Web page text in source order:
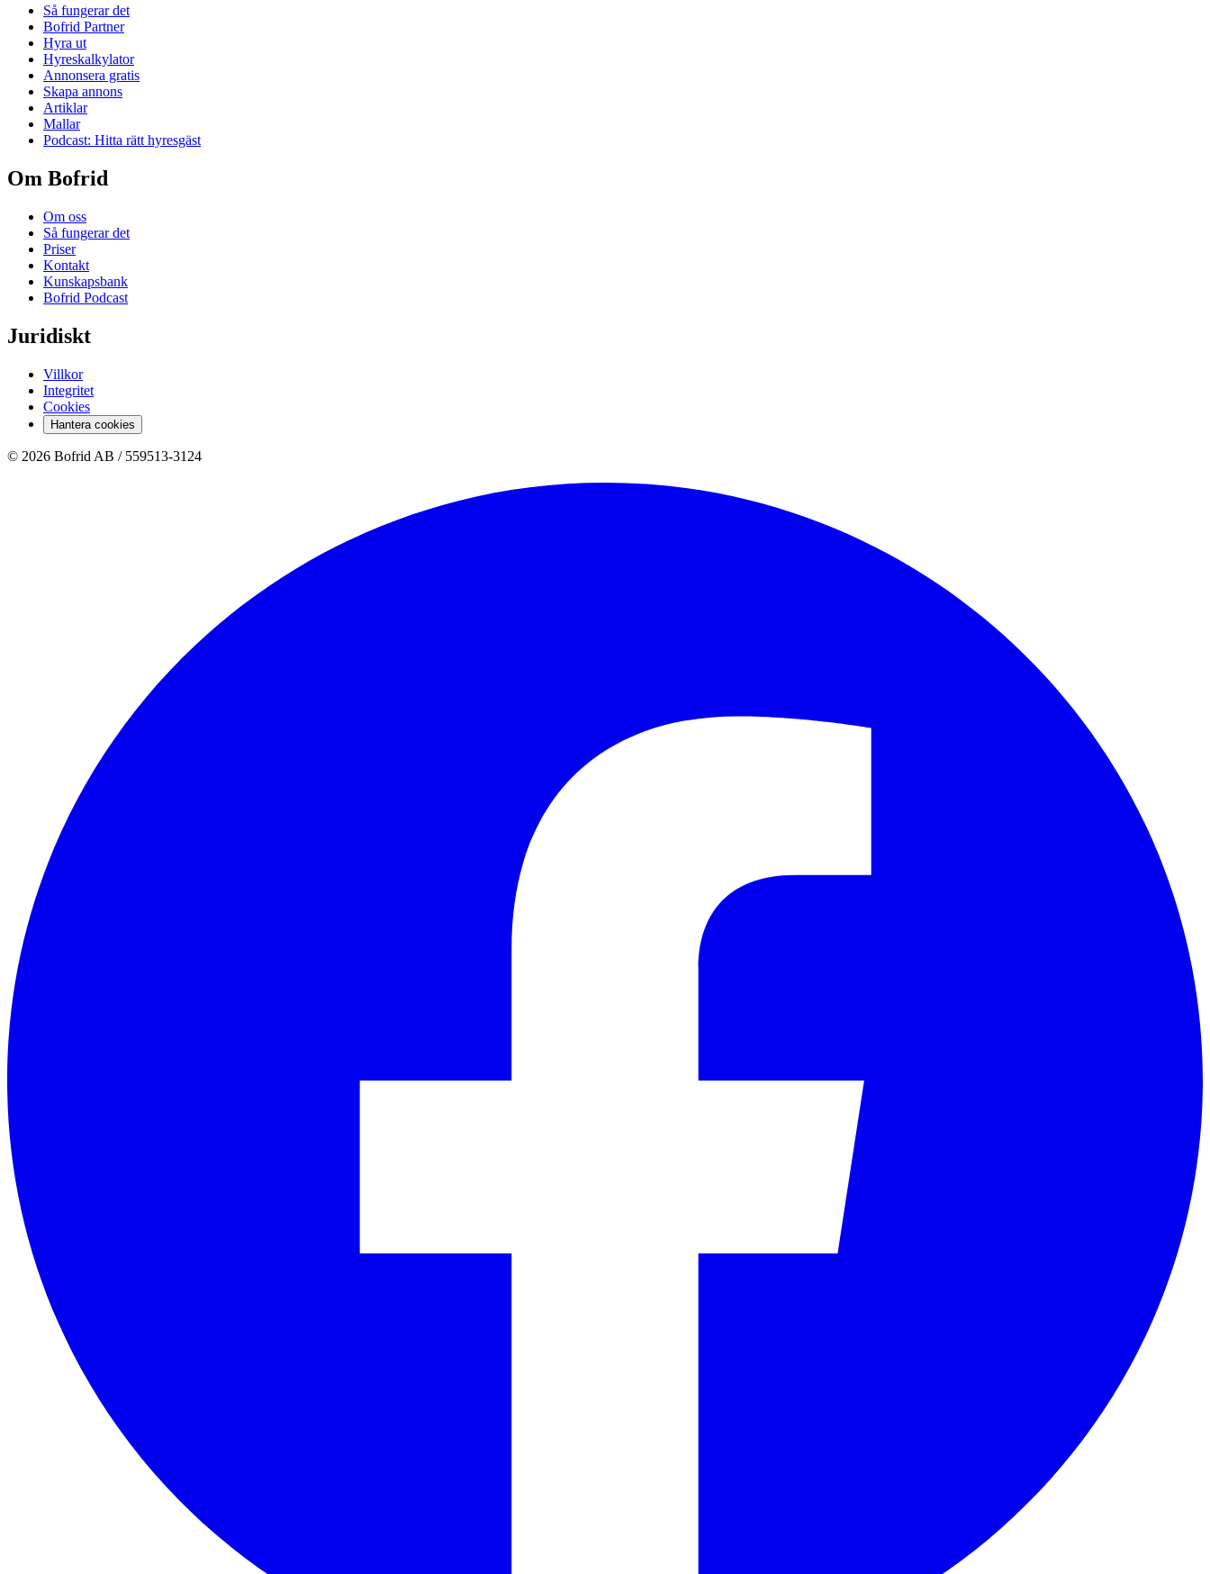
Så fungerar det
Bofrid Partner
Hyra ut
Hyreskalkylator
Annonsera gratis
Skapa annons
Artiklar
Mallar
Podcast: Hitta rätt hyresgäst
Om Bofrid
Om oss
Så fungerar det
Priser
Kontakt
Kunskapsbank
Bofrid Podcast
Juridiskt
Villkor
Integritet
Cookies
Hantera cookies
© 2026 Bofrid AB / 559513-3124